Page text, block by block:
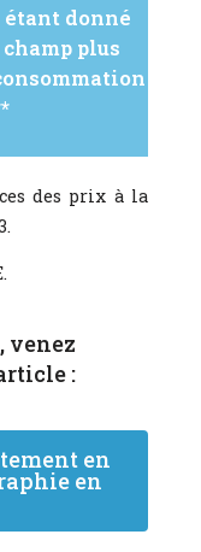
donné
plus
des prix à la
venez
:
en
en